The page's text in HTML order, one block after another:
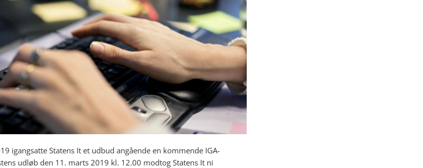
igangsatte Statens It et udbud angående en kommende IGA-
udløb den 11. marts 2019 kl. 12.00 modtog Statens It ni